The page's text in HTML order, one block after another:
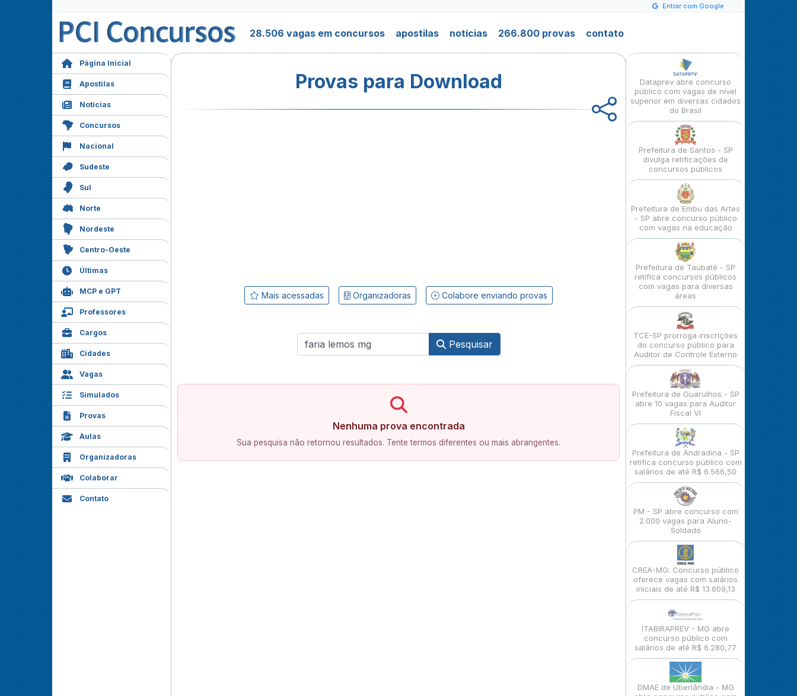
Entrar com Google
28.506 vagas em concursos apostilas notícias 266.800 provas contato
Página Inicial
Apostilas
Notícias
Concursos
Nacional
Sudeste
Sul
Norte
Nordeste
Centro-Oeste
Últimas
MCP e GPT
Professores
Cargos
Cidades
Vagas
Simulados
Provas
Aulas
Organizadoras
Colaborar
Contato
Provas para Download
Mais acessadas Organizadoras Colabore enviando provas
Pesquisar
Nenhuma prova encontrada
Sua pesquisa não retornou resultados. Tente termos diferentes ou mais abrangentes.
Dataprev abre concurso
público com vagas de nível
superior em diversas cidades
do Brasil
Prefeitura de Santos - SP
divulga retificações de
concursos públicos
Prefeitura de Embu das Artes
- SP abre concurso público
com vagas na educação
Prefeitura de Taubaté - SP
retifica concursos públicos
com vagas para diversas
áreas
TCE-SP prorroga inscrições
do concurso público para
Auditor de Controle Externo
Prefeitura de Guarulhos - SP
abre 10 vagas para Auditor
Fiscal VI
Prefeitura de Andradina - SP
retifica concurso público com
salários de até R$ 6.566,50
PM - SP abre concurso com
2.000 vagas para Aluno-
Soldado
CREA-MG: Concurso público
oferece vagas com salários
iniciais de até R$ 13.609,13
ITABIRAPREV - MG abre
concurso público com
salários de até R$ 6.280,77
DMAE de Uberlândia - MG